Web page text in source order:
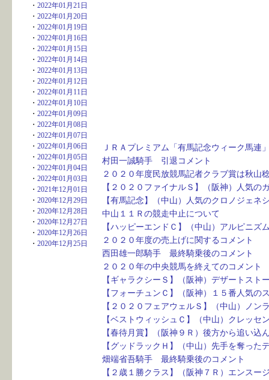
・ 2022年01月21日
・ 2022年01月20日
・ 2022年01月19日
・ 2022年01月16日
・ 2022年01月15日
・ 2022年01月14日
・ 2022年01月13日
・ 2022年01月12日
・ 2022年01月11日
・ 2022年01月10日
・ 2022年01月09日
・ 2022年01月08日
・ 2022年01月07日
・ 2022年01月06日
・ 2022年01月05日
・ 2022年01月04日
・ 2022年01月03日
・ 2021年12月01日
・ 2020年12月29日
・ 2020年12月28日
・ 2020年12月27日
・ 2020年12月26日
・ 2020年12月25日
ＪＲＡプレミアム「有馬記念ウィ
村田一誠騎手　引
２０２０年度民放競馬記者クラ
【２０２０ファイナルＳ】（阪神）人気の
【有馬記念】（中山）人気のクロノジェネ
中山１１Ｒの競走中
【ハッピーエンドＣ】（中山）アルピニズ
２０２０年度の売上げに
西田雄一郎騎手　最終騎
２０２０年の中央競馬を終
【ギャラクシーＳ】（阪神）デザートスト
【フォーチュンＣ】（阪神）１５番人気の
【２０２０フェアウェルＳ】（中山）ノン
【ベストウィッシュＣ】（中山）クレッセ
【春待月賞】（阪神９Ｒ）後方から追い込
【グッドラックＨ】（中山）先手を奪った
畑端省吾騎手　最終騎乗
【２歳１勝クラス】（阪神７Ｒ）エンスー